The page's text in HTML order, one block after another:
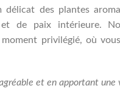
délicat des plantes
de paix intérieure.
privilégié, où
et en apportant une